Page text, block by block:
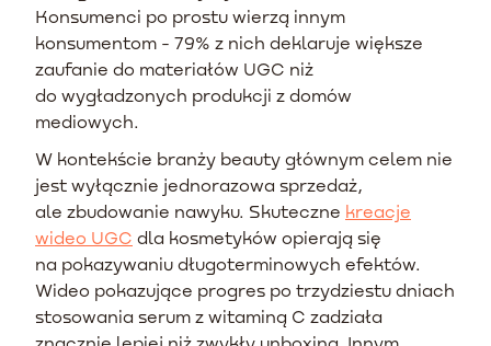
Konsumenci po prostu wierzą innym
konsumentom - 79% z nich deklaruje większe
zaufanie do materiałów UGC niż
do wygładzonych produkcji z domów
mediowych.
W kontekście branży beauty głównym celem nie
jest wyłącznie jednorazowa sprzedaż,
ale zbudowanie nawyku. Skuteczne kreacje
wideo UGC dla kosmetyków opierają się
na pokazywaniu długoterminowych efektów.
Wideo pokazujące progres po trzydziestu dniach
stosowania serum z witaminą C zadziała